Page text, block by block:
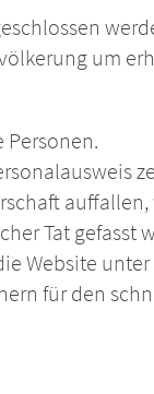
um
Tat gefasst
Website
für den